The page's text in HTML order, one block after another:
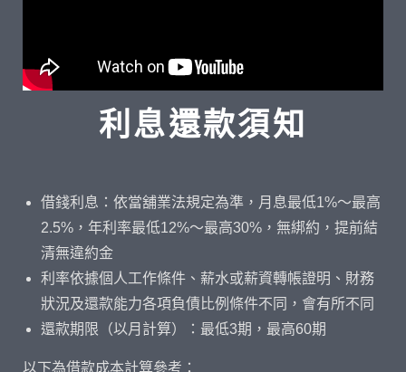
利息還款須知
借錢利息：依當舖業法規定為準，月息最低1%～最高
2.5%，年利率最低12%～最高30%，無綁約，提前結
清無違約金
利率依據個人工作條件、薪水或薪資轉帳證明、財務
狀況及還款能力各項負債比例條件不同，會有所不同
還款期限（以月計算）：最低3期，最高60期
以下為借款成本計算參考：